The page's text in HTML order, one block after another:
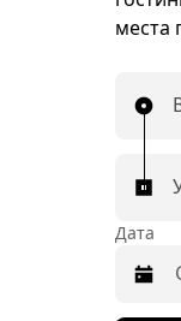
места
Дата